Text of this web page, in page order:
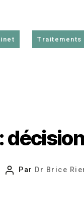
Traitements
Auteur
Par Dr Brice